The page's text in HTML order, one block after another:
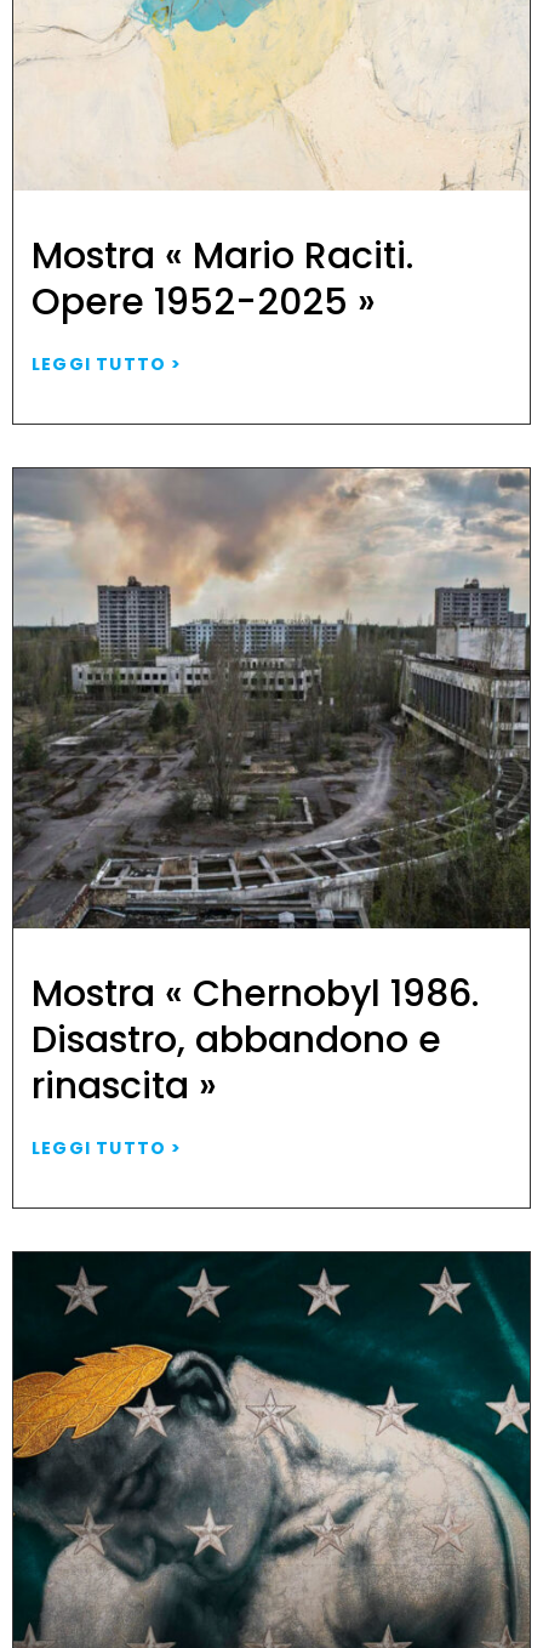
Mostra « Mario Raciti.
Opere 1952-2025 »
LEGGI TUTTO >
Mostra « Chernobyl 1986.
Disastro, abbandono e
rinascita »
LEGGI TUTTO >